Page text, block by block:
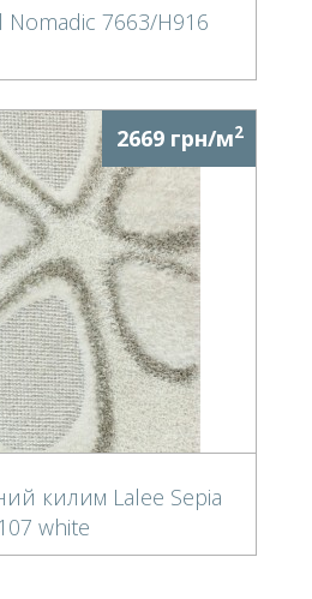
Nomadic 7663/H916
2669 грн/м2
килим Lalee Sepia
107 white